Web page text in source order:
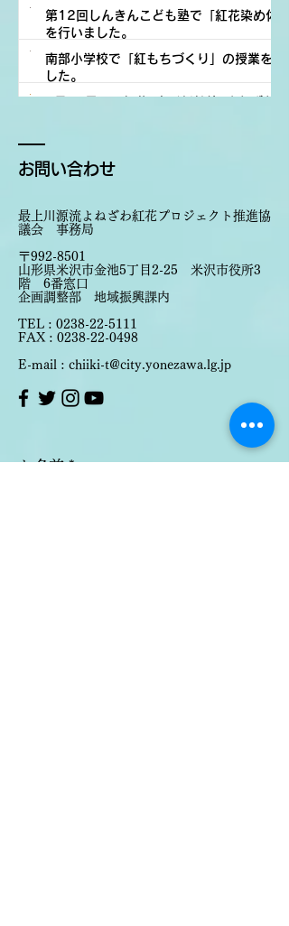
第12回しんきんこども塾で「紅花染め体験
を行いました。
活動報告
南部小学校で「紅もちづくり」の授業を行
した。
7月2日
お問い合わせ
​​最上川源流よねざわ紅花プロジェクト推進協
議会 事務局
〒992-8501
山形県米沢市金池5丁目2-25 米沢市役所3
階 6番窓口
企画調整部 地域振興課内
TEL : 0238-22-5111
FAX : 0238-22-0498
E-mail : chiiki-t@city.yonezawa.lg.jp
お名前